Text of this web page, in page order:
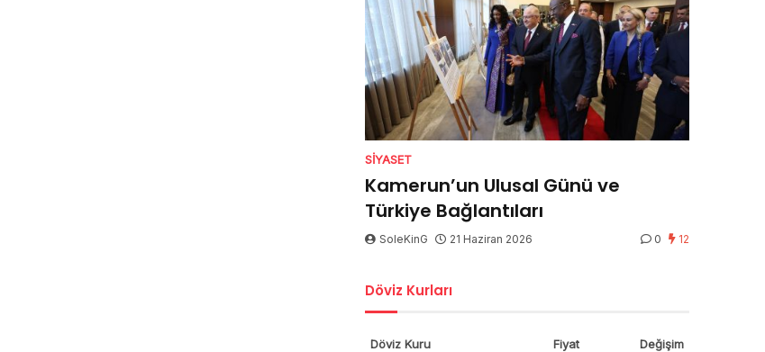
SIYASET
Kamerun’un Ulusal Günü ve
Türkiye Bağlantıları
SoleKinG 21 Haziran 2026 0 12
Döviz Kurları
Döviz Kuru Fiyat Değişim